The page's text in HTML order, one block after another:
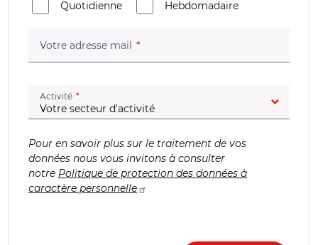
Quotidienne
Hebdomadaire
Votre adresse mail (champ obligatoire)
Activité (champ obligatoire)
Pour en savoir plus sur le traitement de vos
données nous vous invitons à consulter
notre Politique de protection des données à
caractère personnelle